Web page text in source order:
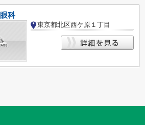
科
東京都北区西ケ原１丁目